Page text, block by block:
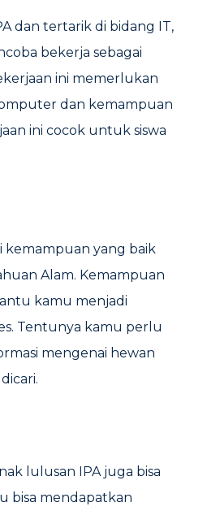
dan tertarik di bidang IT,
bekerja sebagai
ini memerlukan
dan kemampuan
ini cocok untuk siswa
kemampuan yang baik
Alam. Kemampuan
kamu menjadi
Tentunya kamu perlu
mengenai hewan
lulusan IPA juga bisa
bisa mendapatkan